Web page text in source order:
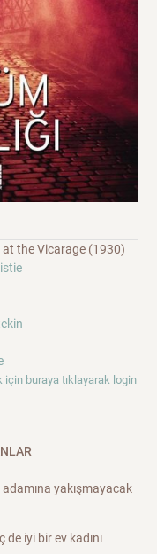
at the Vicarage (1930)
için buraya tıklayarak login
yakışmayacak
de iyi bir ev kadını